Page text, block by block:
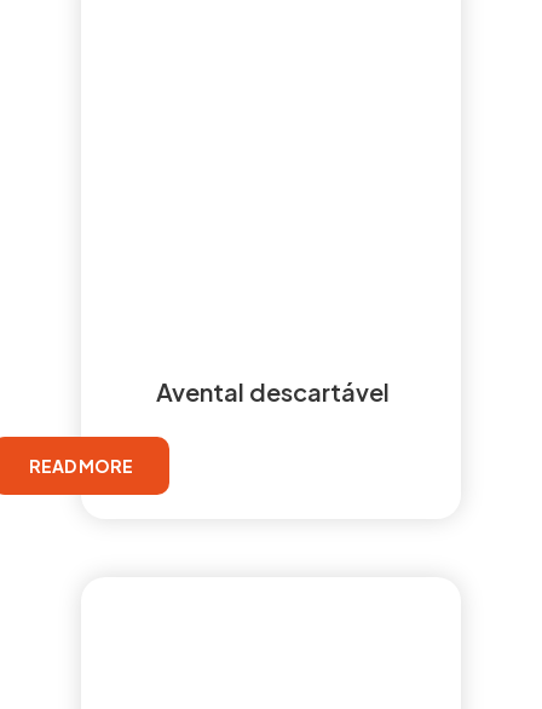
Avental descartável
READ MORE